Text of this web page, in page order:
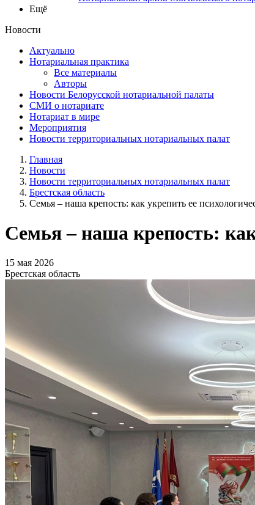
Ещё
Новости
Актуально
Нотариальная практика
Все материалы
Авторы
Новости Белорусской нотариальной палаты
СМИ о нотариате
Нотариат в мире
Мероприятия
Новости территориальных нотариальных палат
Главная
Новости
Новости территориальных нотариальных палат
Брестская область
Семья – наша крепость: как укрепить ее
Семья – наша крепость:
15 мая 2026
Брестская область